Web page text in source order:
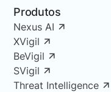
Produtos
Nexus AI
XVigil
BeVigil
SVigil
Threat Intelligence